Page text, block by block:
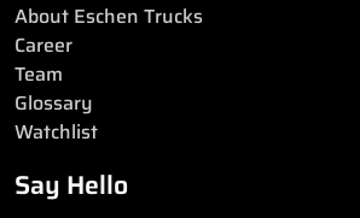
About Eschen Trucks
Career
Team
Glossary
Watchlist
Say Hello